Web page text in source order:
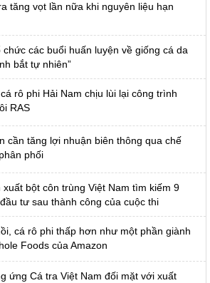
tăng vọt lần nữa khi nguyên liệu hạn
chức các buổi huấn luyện về giống cá da
bắt tự nhiên”
rô phi Hải Nam chịu lùi lại công trình
RAS
cần tăng lợi nhuận biên thông qua chế
phối
xuất bột côn trùng Việt Nam tìm kiếm 9
tư sau thành công của cuộc thi
cá rô phi thấp hơn như một phần giành
Foods của Amazon
ứng Cá tra Việt Nam đối mặt với xuất